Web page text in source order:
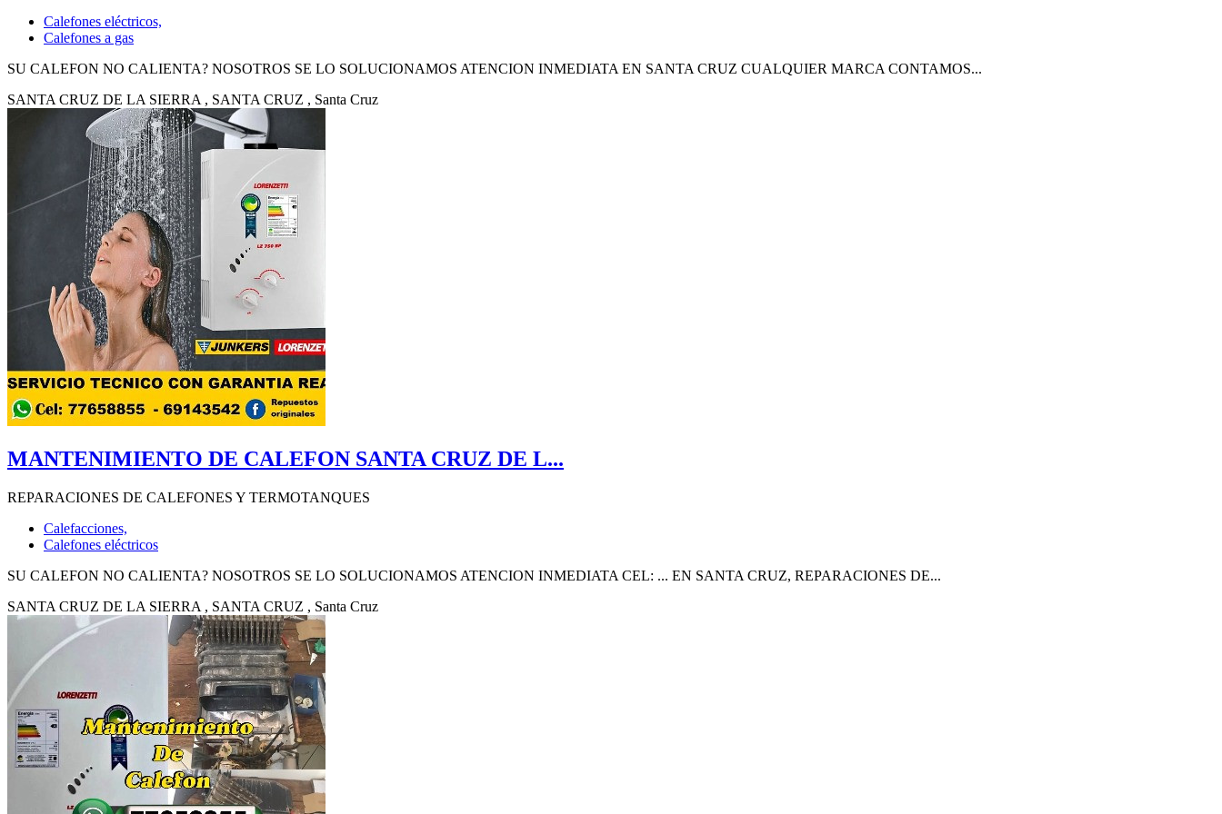
Calefones eléctricos,
Calefones a gas
SU CALEFON NO CALIENTA? NOSOTROS SE LO SOLUCIONAMOS ATENCION INMEDIATA EN SANTA CRUZ CUALQUIER MARCA CONTAMOS...
SANTA CRUZ DE LA SIERRA , SANTA CRUZ , Santa Cruz
MANTENIMIENTO DE CALEFON SANTA CRUZ DE L...
REPARACIONES DE CALEFONES Y TERMOTANQUES
Calefacciones,
Calefones eléctricos
SU CALEFON NO CALIENTA? NOSOTROS SE LO SOLUCIONAMOS ATENCION INMEDIATA CEL: ... EN SANTA CRUZ, REPARACIONES DE...
SANTA CRUZ DE LA SIERRA , SANTA CRUZ , Santa Cruz